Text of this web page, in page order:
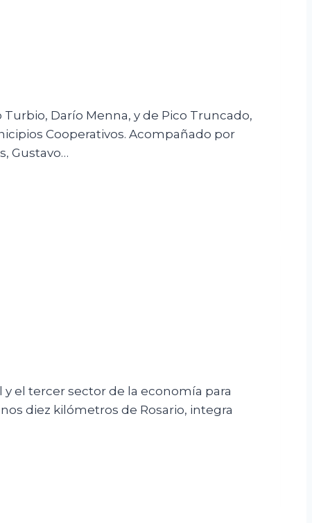
Darío Menna, y de Pico Truncado,
Cooperativos. Acompañado por
Gustavo…
el tercer sector de la economía para
diez kilómetros de Rosario, integra